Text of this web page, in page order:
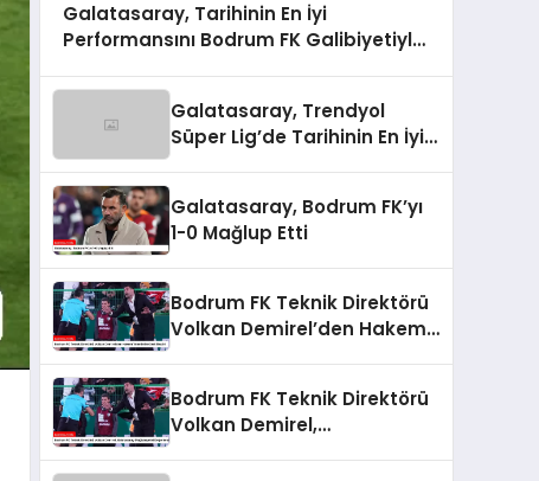
Galatasaray, Tarihinin En İyi
Performansını Bodrum FK Galibiyetiyle
Galatasaray, Trendyol
Süper Lig’de Tarihinin En İyi
Galatasaray, Bodrum FK’yı
1-0 Mağlup Etti
Bodrum FK Teknik Direktörü
Volkan Demirel’den Hakem
Bodrum FK Teknik Direktörü
Volkan Demirel,